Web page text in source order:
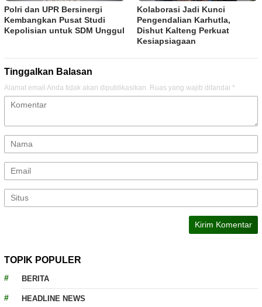
Polri dan UPR Bersinergi
Kembangkan Pusat Studi
Kepolisian untuk SDM Unggul
Kolaborasi Jadi Kunci
Pengendalian Karhutla,
Dishut Kalteng Perkuat
Kesiapsiagaan
Tinggalkan Balasan
Alamat email Anda tidak akan dipublikasikan. Ruas yang wajib ditandai *
TOPIK POPULER
BERITA
HEADLINE NEWS